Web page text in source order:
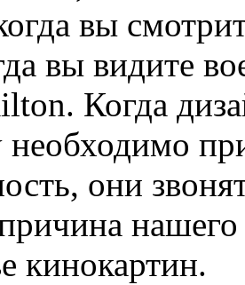
вы
вы видите
Когда
необходимо
они
кинокартин.